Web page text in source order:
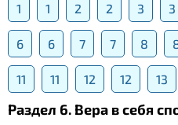
1 1 2 2 3 3
6 6 7 7 8
11 11 12 12 13
Раздел 6. Вера в себя